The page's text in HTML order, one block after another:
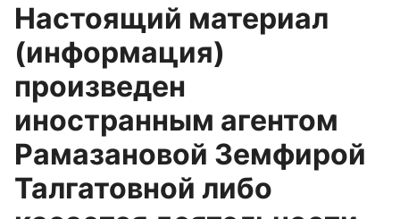
Настоящий материал
(информация)
произведен
иностранным агентом
Рамазановой Земфирой
Талгатовной либо